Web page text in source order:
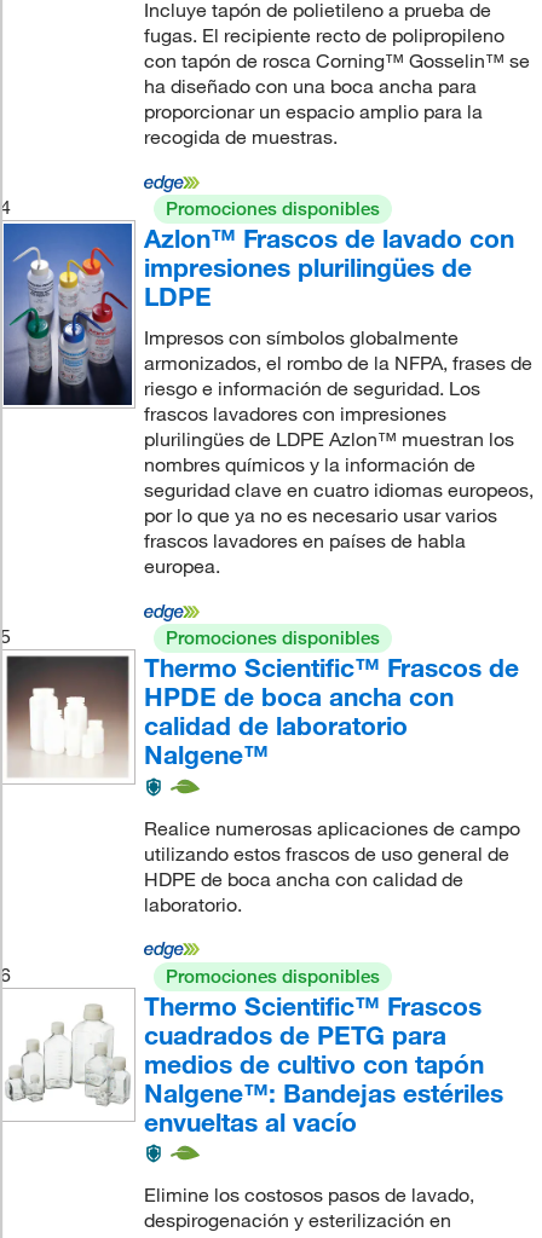
Incluye tapón de polietileno a prueba de
fugas. El recipiente recto de polipropileno
con tapón de rosca Corning™ Gosselin™ se
ha diseñado con una boca ancha para
proporcionar un espacio amplio para la
recogida de muestras.
4 Promociones disponibles
Azlon™ Frascos de lavado con
impresiones plurilingües de
LDPE
Impresos con símbolos globalmente
armonizados, el rombo de la NFPA, frases de
riesgo e información de seguridad. Los
frascos lavadores con impresiones
plurilingües de LDPE Azlon™ muestran los
nombres químicos y la información de
seguridad clave en cuatro idiomas europeos,
por lo que ya no es necesario usar varios
frascos lavadores en países de habla
europea.
5 Promociones disponibles
Thermo Scientific™ Frascos de
HPDE de boca ancha con
calidad de laboratorio
Nalgene™
Realice numerosas aplicaciones de campo
utilizando estos frascos de uso general de
HDPE de boca ancha con calidad de
laboratorio.
6 Promociones disponibles
Thermo Scientific™ Frascos
cuadrados de PETG para
medios de cultivo con tapón
Nalgene™: Bandejas estériles
envueltas al vacío
Elimine los costosos pasos de lavado,
despirogenación y esterilización en